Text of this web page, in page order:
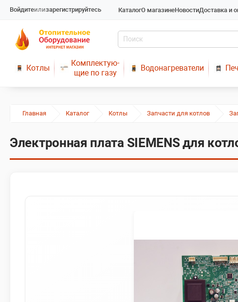
Войдитеилизарегистрируйтесь КаталогО магазинеНовостиДоставка и
Котлы
Комплектую-
щие по газу
Водонагреватели
Главная Каталог Котлы Запчасти для котлов
Электронная плата SIEMENS для